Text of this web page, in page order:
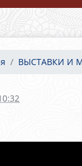
ВЫСТАВКИ И